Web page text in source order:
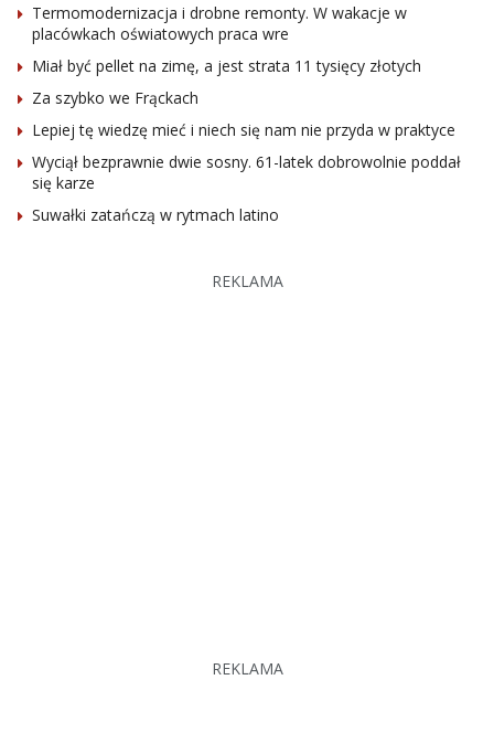
Termomodernizacja i drobne remonty. W wakacje w
placówkach oświatowych praca wre
Miał być pellet na zimę, a jest strata 11 tysięcy złotych
Za szybko we Frąckach
Lepiej tę wiedzę mieć i niech się nam nie przyda w praktyce
Wyciął bezprawnie dwie sosny. 61-latek dobrowolnie poddał
się karze
Suwałki zatańczą w rytmach latino
REKLAMA
REKLAMA